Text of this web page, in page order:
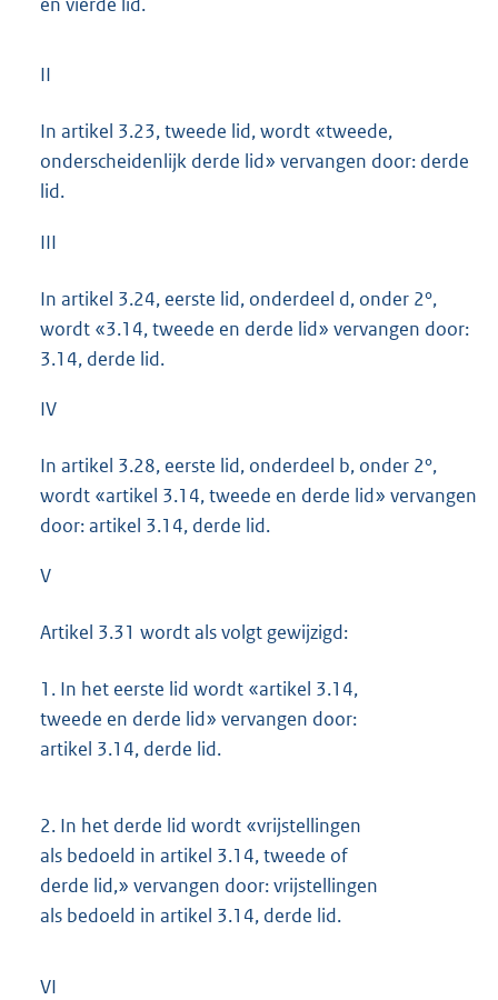
II
In artikel 3.23, tweede lid, wordt «tweede,
onderscheidenlijk derde lid» vervangen door: derde
lid.
III
In artikel 3.24, eerste lid, onderdeel d, onder 2°,
wordt «3.14, tweede en derde lid» vervangen door:
3.14, derde lid.
IV
In artikel 3.28, eerste lid, onderdeel b, onder 2°,
wordt «artikel 3.14, tweede en derde lid» vervangen
door: artikel 3.14, derde lid.
V
Artikel 3.31 wordt als volgt gewijzigd:
1. In het eerste lid wordt «artikel 3.14,
tweede en derde lid» vervangen door:
artikel 3.14, derde lid.
2. In het derde lid wordt «vrijstellingen
als bedoeld in artikel 3.14, tweede of
derde lid,» vervangen door: vrijstellingen
als bedoeld in artikel 3.14, derde lid.
VI